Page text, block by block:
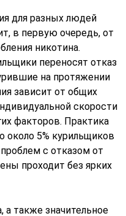
для разных людей
в первую очередь, от
никотина.
переносят отказ
на протяжении
зависит от общих
скорости
факторов. Практика
около 5% курильщиков
с отказом от
проходит без ярких
а также значительное